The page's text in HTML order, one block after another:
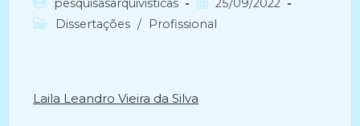
do
pesquisasarquivisticas
publicado:
25/09/2022
Categoria
Dissertações / Profissional
Laila Leandro Vieira da Silva